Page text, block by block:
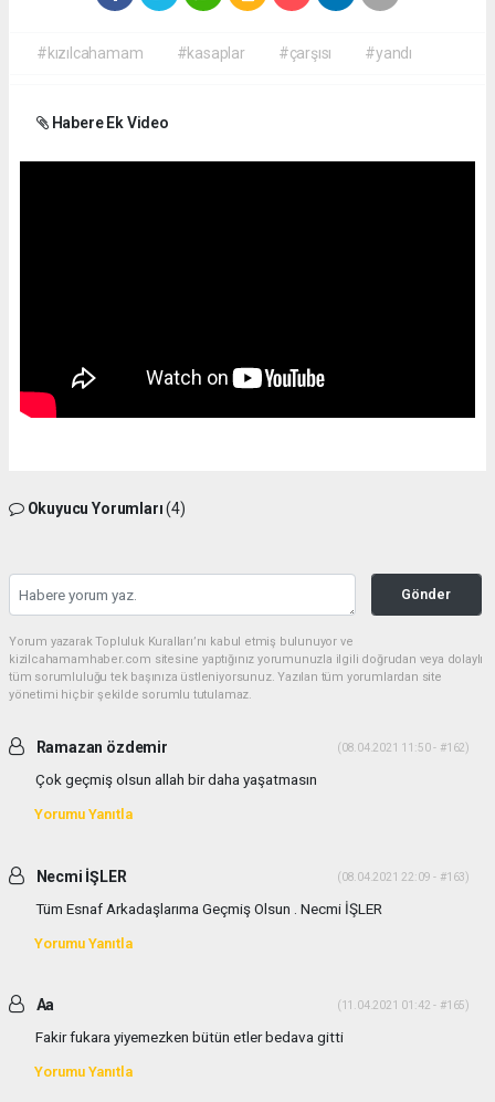
#kızılcahamam #kasaplar #çarşısı #yandı
Habere Ek Video
Okuyucu Yorumları(4)
Gönder
Yorum yazarak Topluluk Kuralları’nı kabul etmiş bulunuyor ve
kizilcahamamhaber.com sitesine yaptığınız yorumunuzla ilgili doğrudan veya dolaylı
tüm sorumluluğu tek başınıza üstleniyorsunuz. Yazılan tüm yorumlardan site
yönetimi hiçbir şekilde sorumlu tutulamaz.
Ramazan özdemir (08.04.2021 11:50 - #162)
Çok geçmiş olsun allah bir daha yaşatmasın
Yorumu Yanıtla
Necmi İŞLER (08.04.2021 22:09 - #163)
Tüm Esnaf Arkadaşlarıma Geçmiş Olsun . Necmi İŞLER
Yorumu Yanıtla
Aa (11.04.2021 01:42 - #165)
Fakir fukara yiyemezken bütün etler bedava gitti
Yorumu Yanıtla